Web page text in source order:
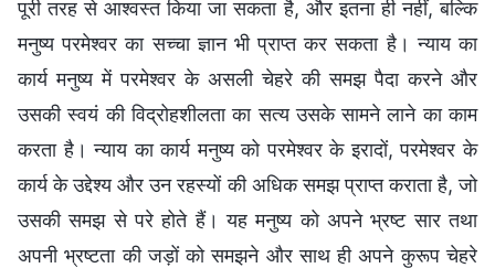
पूरी तरह से आश्वस्त किया जा सकता है, और इतना ही नहीं, बल्कि
मनुष्य परमेश्वर का सच्चा ज्ञान भी प्राप्त कर सकता है। न्याय का
कार्य मनुष्य में परमेश्वर के असली चेहरे की समझ पैदा करने और
उसकी स्वयं की विद्रोहशीलता का सत्य उसके सामने लाने का काम
करता है। न्याय का कार्य मनुष्य को परमेश्वर के इरादों, परमेश्वर के
कार्य के उद्देश्य और उन रहस्यों की अधिक समझ प्राप्त कराता है, जो
उसकी समझ से परे होते हैं। यह मनुष्य को अपने भ्रष्ट सार तथा
अपनी भ्रष्टता की जड़ों को समझने और साथ ही अपने कुरूप चेहरे